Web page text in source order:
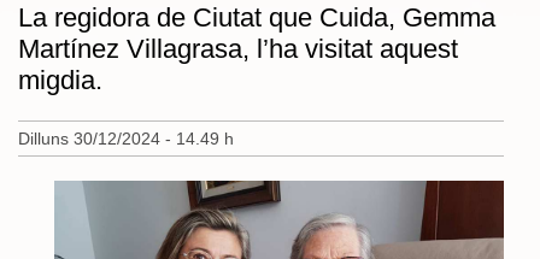
La regidora de Ciutat que Cuida, Gemma
Martínez Villagrasa, l’ha visitat aquest
migdia.
Dilluns 30/12/2024 - 14.49 h